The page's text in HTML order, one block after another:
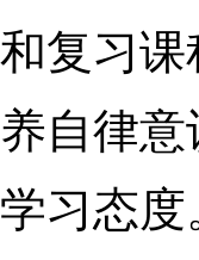
复习
自律
习态